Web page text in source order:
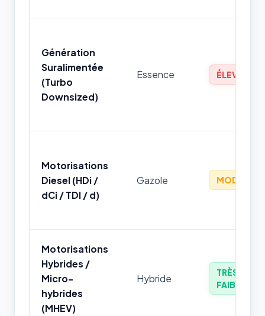
Génération
Suralimentée
(Turbo
Downsized)
Essence ÉLEVÉ
Motorisations
Diesel (HDi /
dCi / TDI / d)
Gazole MODÉRÉ
Motorisations
Hybrides /
Micro-
hybrides
(MHEV)
Hybride
TRÈS
FAIBLE